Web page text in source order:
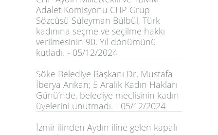
Adalet Komisyonu CHP Grup
Sözcüsü Süleyman Bülbül, Türk
kadınına seçme ve seçilme hakkı
verilmesinin 90. Yıl dönümünü
kutladı. - 05/12/2024
Söke Belediye Başkanı Dr. Mustafa
İberya Arıkan; 5 Aralık Kadın Hakları
Günü’nde, belediye meclisinin kadın
üyelerini unutmadı. - 05/12/2024
İzmir ilinden Aydın iline gelen kapalı